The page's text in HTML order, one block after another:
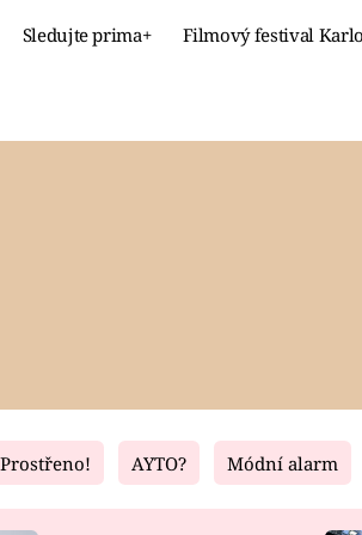
Sledujte prima+ Filmový festival
Living
Prostřeno! AYTO? Módní alarm